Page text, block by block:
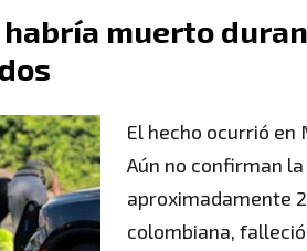
muerto
El hecho ocurrió en
Aún no confirman
aproximadamente
colombiana,